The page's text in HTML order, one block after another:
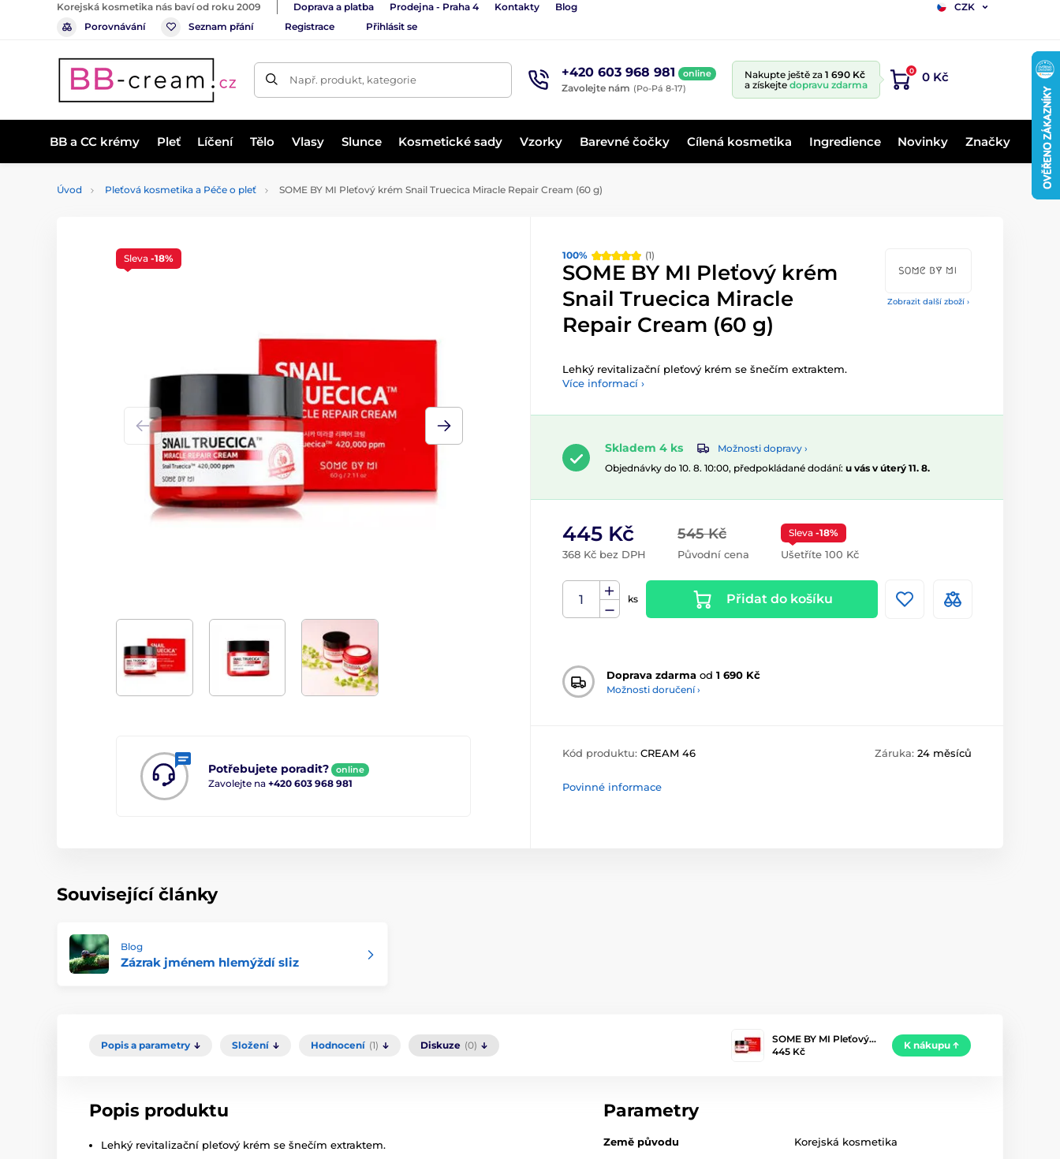
Korejská kosmetika nás baví od roku 2009 Doprava a platba Prodejna - Praha 4 Kontakty Blog
CZK
Porovnávání
Seznam přání Registrace Přihlásit se
Např. produkt, kategorie +420 603 968 981 online
Zavolejte nám (Po-Pá 8-17)
Nakupte ještě za 1 690 Kč
a získejte dopravu zdarma
0 0 Kč
BB a CC krémy Pleť Líčení Tělo Vlasy Slunce Kosmetické sady Vzorky Barevné čočky Cílená kosmetika Ingredience Novinky Značky
Úvod Pleťová kosmetika a Péče o pleť SOME BY MI Pleťový krém Snail Truecica Miracle Repair Cream (60 g)
100% (1)
Zobrazit další zboží ›
Potřebujete poradit? online
Zavolejte na +420 603 968 981
Sleva -18%
SOME BY MI Pleťový krém
Snail Truecica Miracle
Repair Cream (60 g)
Lehký revitalizační pleťový krém se šnečím extraktem.
Více informací ›
Skladem 4 ks
Možnosti dopravy ›
Objednávky do 10. 8. 10:00, předpokládané dodání: u vás v úterý 11. 8.
545 Kč
Původní cena
445 Kč
368 Kč bez DPH
Sleva -18%
Ušetříte 100 Kč
ks Přidat do košíku
Doprava zdarma od 1 690 Kč
Možnosti doručení ›
Kód produktu: CREAM 46 Záruka: 24 měsíců
Povinné informace
Související články
Blog
Zázrak jménem hlemýždí sliz
Popis a parametry Složení Hodnocení (1) Diskuze (0)
SOME BY MI Pleťový…
445 Kč
K nákupu
Popis produktu
Lehký revitalizační pleťový krém se šnečím extraktem.
Parametry
Země původu Korejská kosmetika